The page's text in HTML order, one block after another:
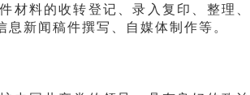
料的收转登记、录入复印、整理、
新闻稿件撰写、自媒体制作等。